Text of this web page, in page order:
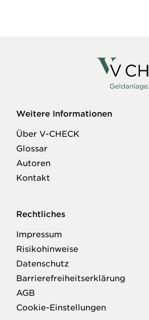
Weitere Informationen
Über V-CHECK
Glossar
Autoren
Kontakt
Rechtliches
Impressum
Risikohinweise
Datenschutz
Barrierefreiheitserklärung
AGB
Cookie-Einstellungen